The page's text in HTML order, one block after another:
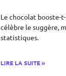
Le chocolat booste-
célèbre le suggère,
statistiques.
LIRE LA SUITE »